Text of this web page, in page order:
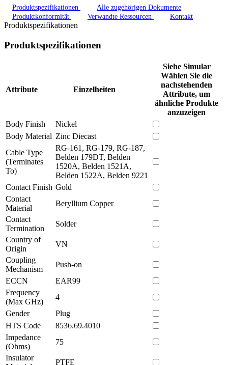
Produktspezifikationen
Alle zugehörigen Dokumente
Produktkonformität
Verwandte Ressourcen Kontakt
Produktspezifikationen
Produktspezifikationen
Attribute Einzelheiten
Siehe Simular
Wählen Sie die
nachstehenden
Attribute, um
ähnliche Produkte
anzuzeigen
Body Finish
Nickel
Body Material Zinc Diecast
Cable Type
(Terminates
To)
RG-161, RG-179, RG-187,
Belden 179DT, Belden
1520A, Belden 1521A,
Belden 1522A, Belden 9221
Contact Finish Gold
Contact
Material
Beryllium Copper
Contact
Termination
Solder
Country of
Origin
VN
Coupling
Mechanism
Push-on
ECCN
EAR99
Frequency
(Max GHz)
4
Gender
Plug
HTS Code
8536.69.4010
Impedance
(Ohms)
75
Insulator
PTFE